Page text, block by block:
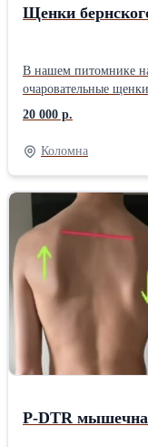
Щенки
В нашем питомнике
очаровательные
ласковые и
друзьями и
зенненхунд – это
характером. Они
добротой и
бернского
этом хорошо
заботе и любви,
социализацию. Они
новые дома. Каждый
включая
прививках и
20 000 р.
Коломна
P-DTR